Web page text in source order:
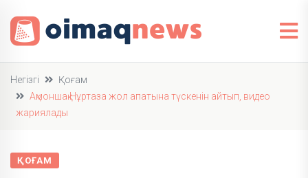
Негізгі
Қоғам
Ақмоншақ Нұртаза жол апатына түскенін айтып, видео
жариялады
ҚОҒАМ